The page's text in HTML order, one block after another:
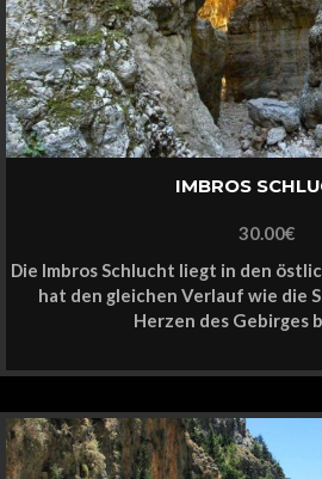
IMBROS
30.00€
Die Imbros Schlucht liegt in den
hat den gleichen Verlauf wie die
Herzen des Gebirges